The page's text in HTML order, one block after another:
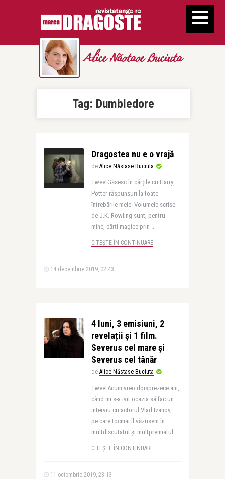
Alice Năstase Buciuta
Tag: Dumbledore
Dragostea nu e o vrajă
de Alice Năstase Buciuta
TweetGăsesc în cărțile cu Harry
Potter răspunsuri la toate
întrebările mele. Volumele scrise
de J.K. Rowling sunt, pentru
mine, cărți magice prin ..
CITEȘTE ÎN CONTINUARE
14 decembrie 2019, 02:43
4 luni, 3 emisiuni, 2
revelații și 1 film.
Severus cel mare și
Severus cel tânăr
de Alice Năstase Buciuta
TweetAcum vreo doisprezece ani,
când mi s-a ivit ocazia să fac un
interviu cu actorul Vlad Ivanov,
pe care tocmai îl văzusem în
multdiscutatul și multpremiatul ..
CITEȘTE ÎN CONTINUARE
11 octombrie 2019, 23:13